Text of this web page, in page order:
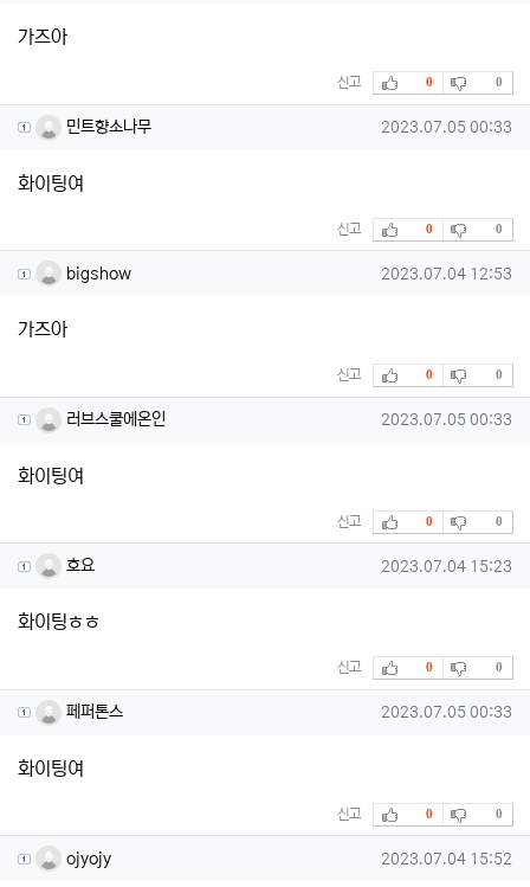
가즈아
신고 추천
0 비추천
0
민트향소나무님의 댓글
민트향소나무 작성일
2023.07.05 00:33
화이팅여
신고 추천
0 비추천
0
bigshow님의 댓글
bigshow 작성일
2023.07.04 12:53
가즈아
신고 추천
0 비추천
0
러브스쿨에온인님의 댓글
러브스쿨에온인 작성일
2023.07.05 00:33
화이팅여
신고 추천
0 비추천
0
호요님의 댓글
호요 작성일
2023.07.04 15:23
화이팅ㅎㅎ
신고 추천
0 비추천
0
페퍼톤스님의 댓글
페퍼톤스 작성일
2023.07.05 00:33
화이팅여
신고 추천
0 비추천
0
ojyojy님의 댓글
ojyojy 작성일
2023.07.04 15:52